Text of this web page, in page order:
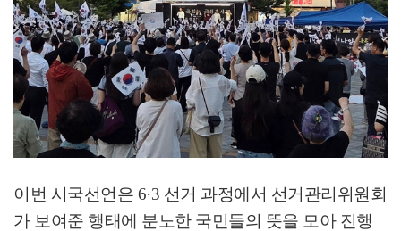
이번 시국선언은 6·3 선거 과정에서 선거관리위원회
가 보여준 행태에 분노한 국민들의 뜻을 모아 진행